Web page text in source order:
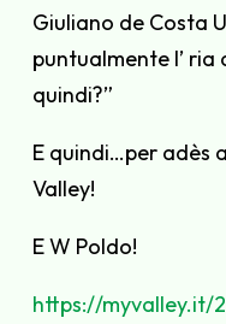
Giuliano de Costa
puntualmente l’ ria
quindi?”
E quindi…per adès
Valley!
E W Poldo!
https://myvalley.it/